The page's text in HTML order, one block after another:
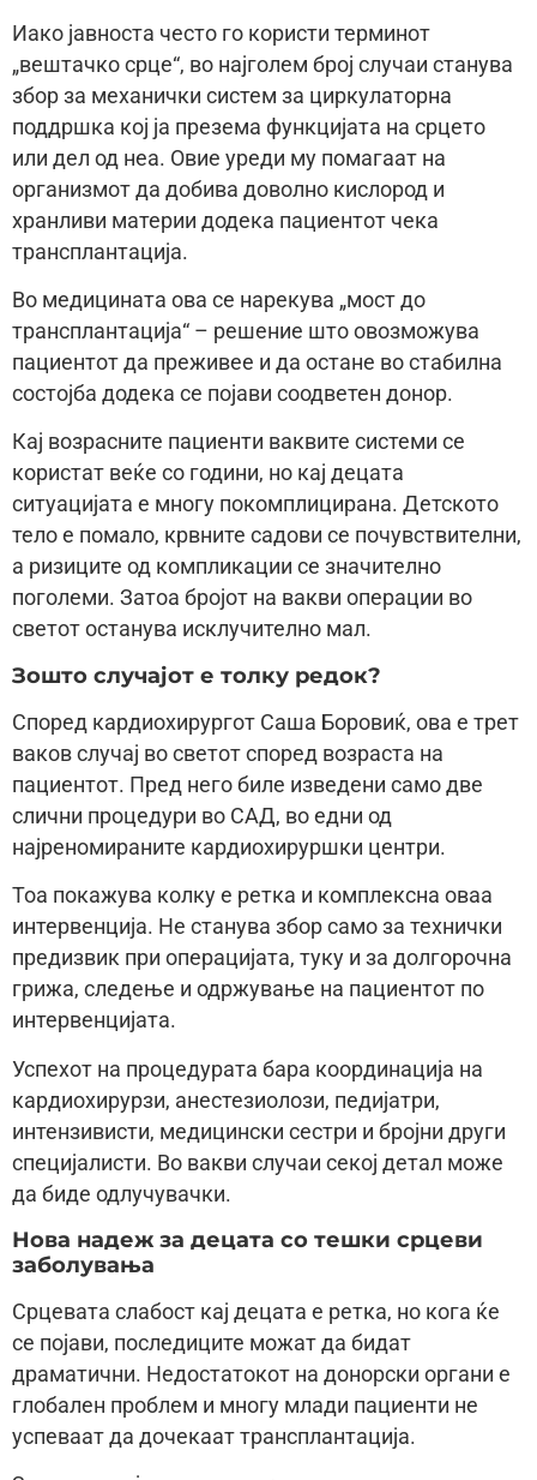
Иако јавноста често го користи терминот
„вештачко срце“, во најголем број случаи станува
збор за механички систем за циркулаторна
поддршка кој ја презема функцијата на срцето
или дел од неа. Овие уреди му помагаат на
организмот да добива доволно кислород и
хранливи материи додека пациентот чека
трансплантација.
Во медицината ова се нарекува „мост до
трансплантација“ – решение што овозможува
пациентот да преживее и да остане во стабилна
состојба додека се појави соодветен донор.
Кај возрасните пациенти ваквите системи се
користат веќе со години, но кај децата
ситуацијата е многу покомплицирана. Детското
тело е помало, крвните садови се почувствителни,
а ризиците од компликации се значително
поголеми. Затоа бројот на вакви операции во
светот останува исклучително мал.
Зошто случајот е толку редок?
Според кардиохирургот Саша Боровиќ, ова е трет
ваков случај во светот според возраста на
пациентот. Пред него биле изведени само две
слични процедури во САД, во едни од
најреномираните кардиохируршки центри.
Тоа покажува колку е ретка и комплексна оваа
интервенција. Не станува збор само за технички
предизвик при операцијата, туку и за долгорочна
грижа, следење и одржување на пациентот по
интервенцијата.
Успехот на процедурата бара координација на
кардиохирурзи, анестезиолози, педијатри,
интензивисти, медицински сестри и бројни други
специјалисти. Во вакви случаи секој детал може
да биде одлучувачки.
Нова надеж за децата со тешки срцеви
заболувања
Срцевата слабост кај децата е ретка, но кога ќе
се појави, последиците можат да бидат
драматични. Недостатокот на донорски органи е
глобален проблем и многу млади пациенти не
успеваат да дочекаат трансплантација.